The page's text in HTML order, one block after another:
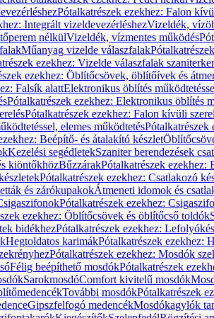
Pótalkatrészek ezekhez: Falon
Integrált vizeldevezérléshezVizeldék,
nélkülVizeldék, vízmentes működés
Műanyag vizelde válaszfalak
ezekhez: Vizelde válaszfalak
ezekhez: Öblítőcsövek, öblítőívek és
Falsík alattElektronikus öblítés
Pótalkatrészek ezekhez: Elektronikus öblítés
Pótalkatrészek ezekhez: Falon kívüli
elemes működtetésPótalkatrészek
Beépítő- és átalakító készlet
Kezelési segédletekSzaniter berendezések
kiöntőkhözBűzzárakPótalkatrészek ezekhez:
Pótalkatrészek ezekhez: Csatlakozó
és zárókupakokÁtmeneti idomok és
Pótalkatrészek ezekhez:
ezekhez: Öblítőcsövek és öblítőcső toldók
bidékhezPótalkatrészek ezekhez:
Hegtoldatos karimákPótalkatrészek ezekhez:
Pótalkatrészek ezekhez: Mosdók
Félig beépíthető mosdókPótalkatrészek
SarokmosdóComfort kivitelű mosdók
További mosdókPótalkatrészek
Gipszfelfogó medencékMosdókagylók